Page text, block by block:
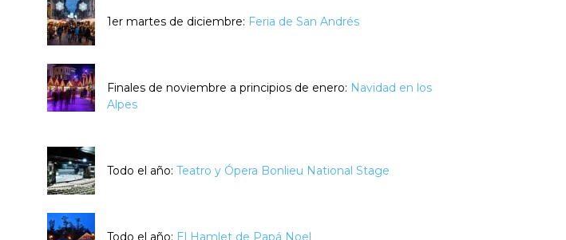
1er martes de diciembre: Feria de San Andrés
Finales de noviembre a principios de enero: Navidad en los
Alpes
Todo el año: Teatro y Ópera Bonlieu National Stage
Todo el año: El Hamlet de Papá Noel